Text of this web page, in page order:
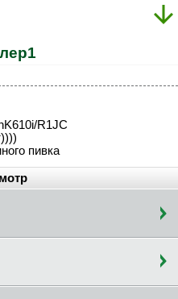
R1JC
пивка